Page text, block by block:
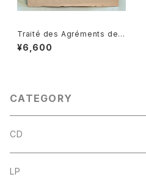
Traité des Agréments de l
a Musique【著者：GIUSEPPE
TARTINI】出版社：MOECK 19
¥6,600
CATEGORY
CD
古楽
LP